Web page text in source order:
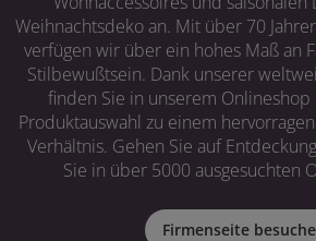
Weihnachtsdeko an. Mit über 70
verfügen wir über ein hohes Maß an
Stilbewußtsein. Dank unserer
finden Sie in unserem Onlineshop
Produktauswahl zu einem
Verhältnis. Gehen Sie auf
Sie in über 5000 ausgesuchten
Firmenseite